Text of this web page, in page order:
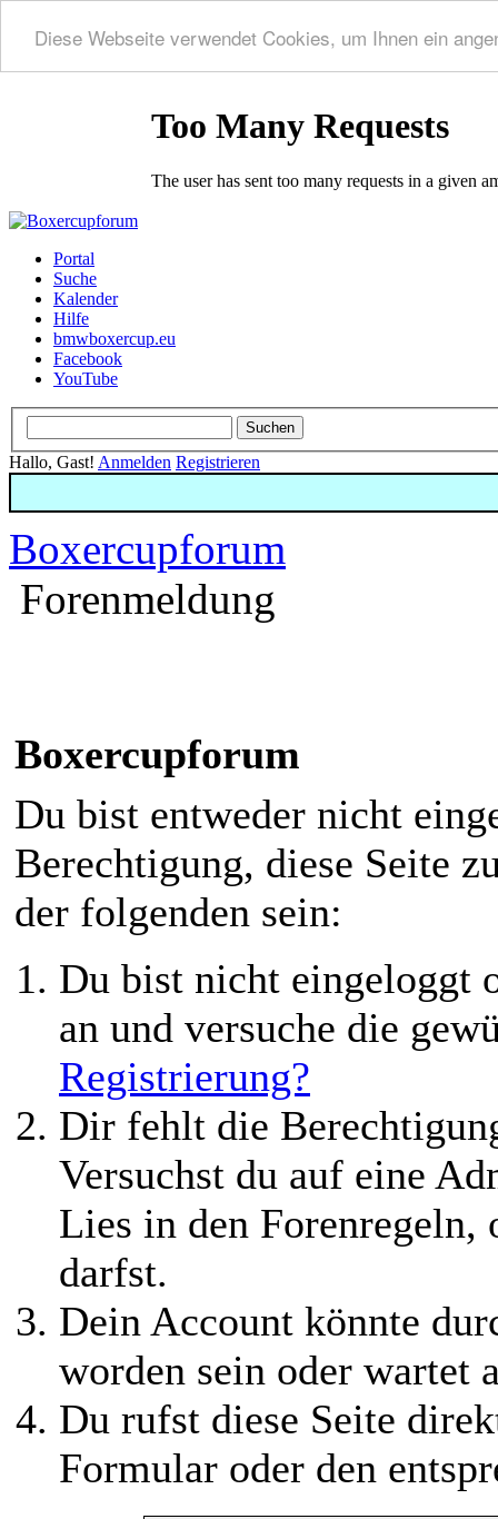
Diese Webseite verwendet Cookies, um Ihnen ein
Portal
Suche
Kalender
Hilfe
bmwboxercup.eu
Facebook
YouTube
Hallo, Gast! Anmelden Registrieren
Boxercupforum
Forenmeldung
Boxercupforum
Du bist entweder nicht
Berechtigung, diese Seite
der folgenden sein:
Du bist nicht eingeloggt
an und versuche die
Registrierung?
Dir fehlt die
Versuchst du auf eine
Lies in den Forenregeln,
darfst.
Dein Account könnte
worden sein oder wartet
Du rufst diese Seite
Formular oder den